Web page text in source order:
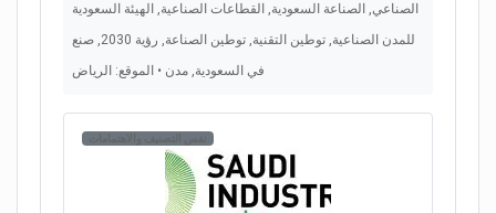
الصناعي, الصناعة السعودية, القطاعات الصناعية, الهيئة السعودية
للمدن الصناعية, توطين التقنية, توطين الصناعة, رؤية 2030, صنع
في السعودية, مدن • الموقع: الرياض
نفس التصنيف والاهتمامات